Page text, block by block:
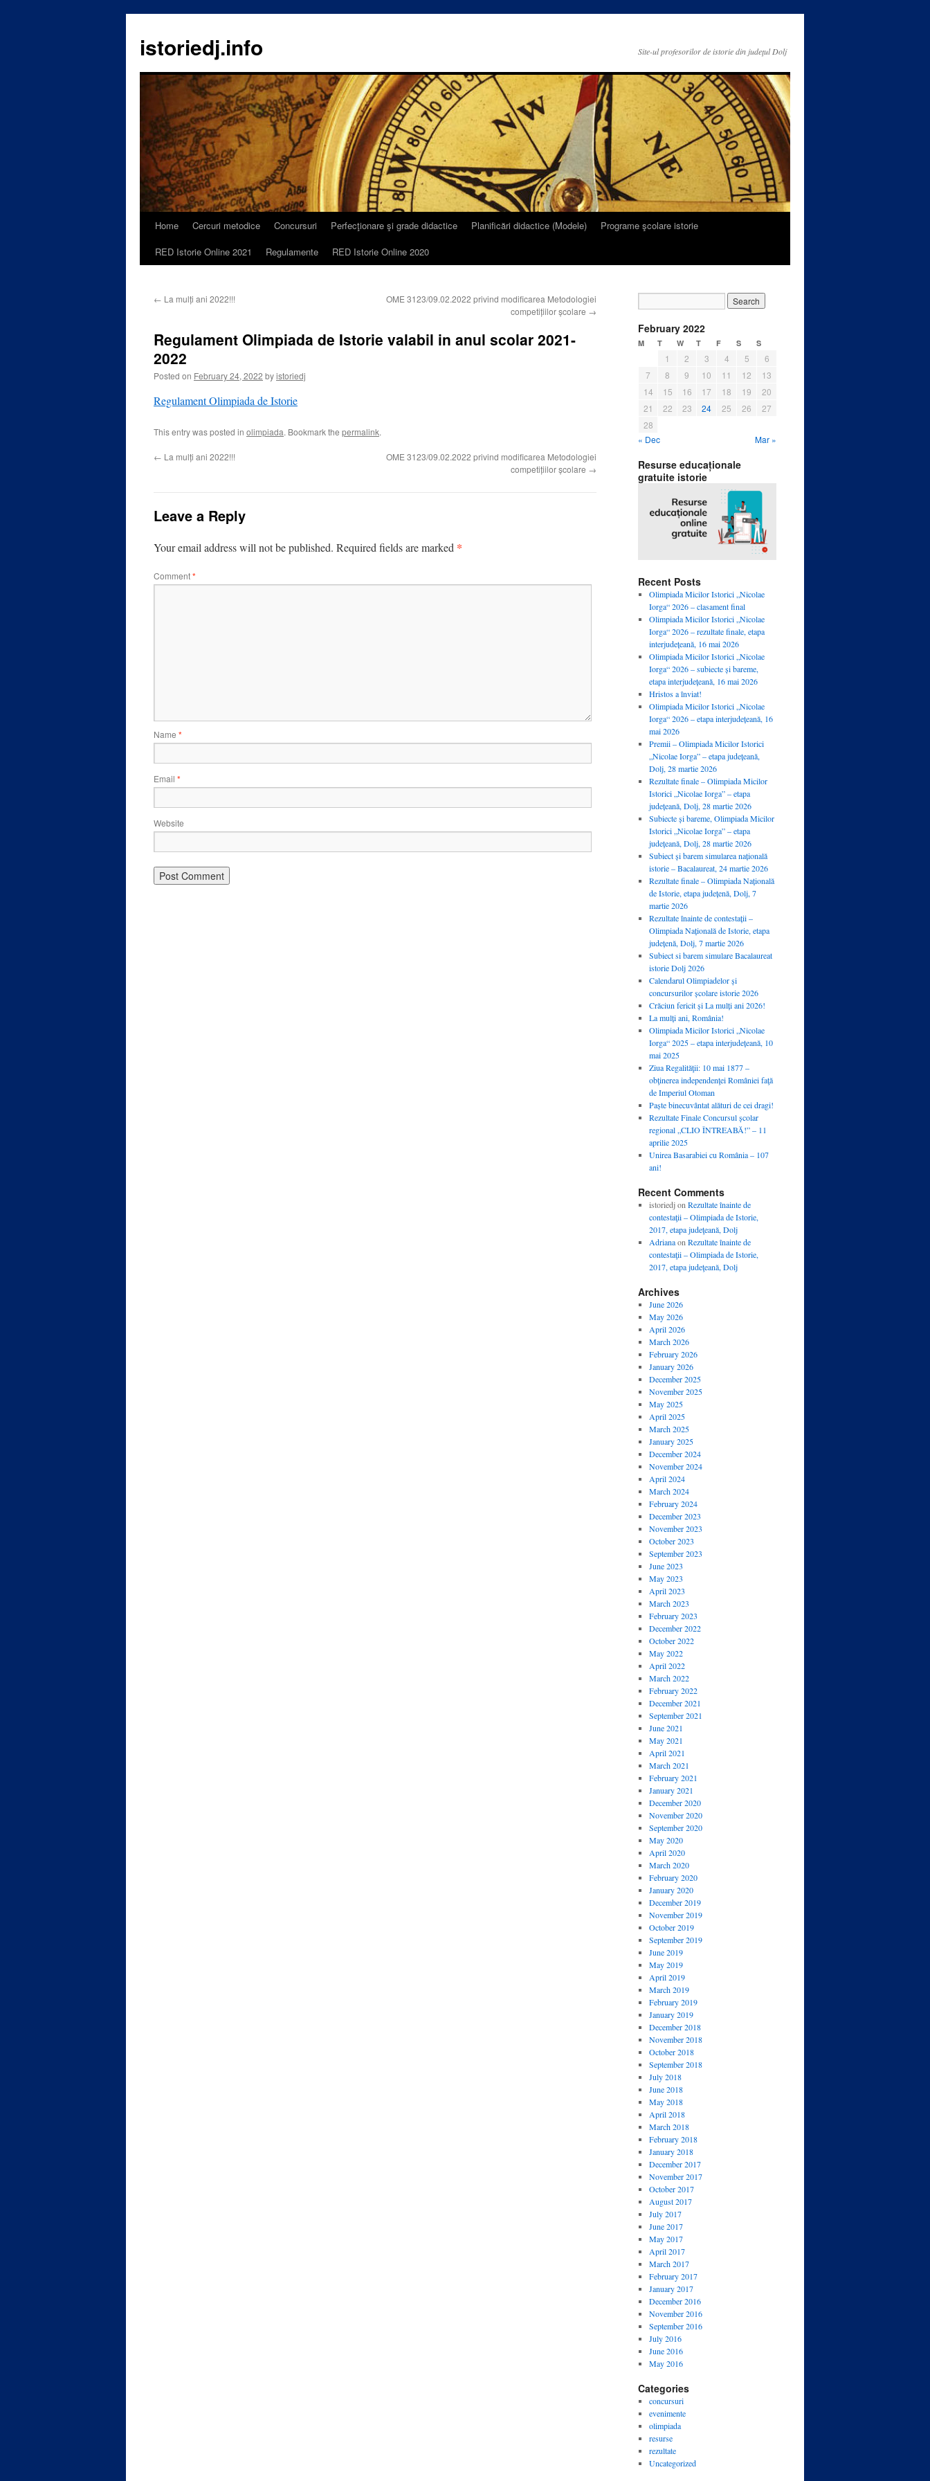
istoriedj.info Site-ul profesorilor de istorie din judeţul Dolj
SkipHome Cercuri metodice Concursuri Perfecţionare şi grade didactice Planificări didactice (Modele)
Programe şcolare istorie
RED Istorie Online 2021
Regulamente RED Istorie Online 2020
← La mulți ani 2022!!!
OME 3123/09.02.2022 privind modificarea Metodologiei
competițiilor școlare →
Regulament Olimpiada de Istorie valabil in anul scolar 2021-
2022
Posted on February 24, 2022 byistoriedj
Regulament Olimpiada de Istorie
This entry was posted in olimpiada. Bookmark the permalink.
← La mulți ani 2022!!!
OME 3123/09.02.2022 privind modificarea Metodologiei
competițiilor școlare →
Leave a Reply
Your email address will not be published. Required fields are marked *
Comment*
Name *
Email *
Website
February 2022
M T W T F S S
1 2 3 4 5
6
7
8 9 10 11 12
13
14
15 16 17 18 19
20
21
22 23 24 25 26
27
28
« Dec
Mar »
Resurse educaționale
gratuite istorie
Recent Posts
Olimpiada Micilor Istorici „Nicolae
Iorga“ 2026 – clasament final
Olimpiada Micilor Istorici „Nicolae
Iorga“ 2026 – rezultate finale, etapa
interjudețeană, 16 mai 2026
Olimpiada Micilor Istorici „Nicolae
Iorga“ 2026 – subiecte și bareme,
etapa interjudețeană, 16 mai 2026
Hristos a înviat!
Olimpiada Micilor Istorici „Nicolae
Iorga“ 2026 – etapa interjudețeană, 16
mai 2026
Premii – Olimpiada Micilor Istorici
„Nicolae Iorga” – etapa județeană,
Dolj, 28 martie 2026
Rezultate finale – Olimpiada Micilor
Istorici „Nicolae Iorga” – etapa
județeană, Dolj, 28 martie 2026
Subiecte și bareme, Olimpiada Micilor
Istorici „Nicolae Iorga” – etapa
județeană, Dolj, 28 martie 2026
Subiect și barem simularea națională
istorie – Bacalaureat, 24 martie 2026
Rezultate finale – Olimpiada Națională
de Istorie, etapa județenă, Dolj, 7
martie 2026
Rezultate înainte de contestații –
Olimpiada Națională de Istorie, etapa
județenă, Dolj, 7 martie 2026
Subiect si barem simulare Bacalaureat
istorie Dolj 2026
Calendarul Olimpiadelor și
concursurilor școlare istorie 2026
Crăciun fericit și La mulți ani 2026!
La mulți ani, România!
Olimpiada Micilor Istorici „Nicolae
Iorga“ 2025 – etapa interjudețeană, 10
mai 2025
Ziua Regalităţii: 10 mai 1877 –
obţinerea independenţei României faţă
de Imperiul Otoman
Paște binecuvântat alături de cei dragi!
Rezultate Finale Concursul școlar
regional „CLIO ÎNTREABĂ!” – 11
aprilie 2025
Unirea Basarabiei cu România – 107
ani!
Recent Comments
istoriedjon Rezultate înainte de
contestaţii – Olimpiada de Istorie,
2017, etapa judeţeană, Dolj
Adrianaon Rezultate înainte de
contestaţii – Olimpiada de Istorie,
2017, etapa judeţeană, Dolj
Archives
June 2026
May 2026
April 2026
March 2026
February 2026
January 2026
December 2025
November 2025
May 2025
April 2025
March 2025
January 2025
December 2024
November 2024
April 2024
March 2024
February 2024
December 2023
November 2023
October 2023
September 2023
June 2023
May 2023
April 2023
March 2023
February 2023
December 2022
October 2022
May 2022
April 2022
March 2022
February 2022
December 2021
September 2021
June 2021
May 2021
April 2021
March 2021
February 2021
January 2021
December 2020
November 2020
September 2020
May 2020
April 2020
March 2020
February 2020
January 2020
December 2019
November 2019
October 2019
September 2019
June 2019
May 2019
April 2019
March 2019
February 2019
January 2019
December 2018
November 2018
October 2018
September 2018
July 2018
June 2018
May 2018
April 2018
March 2018
February 2018
January 2018
December 2017
November 2017
October 2017
August 2017
July 2017
June 2017
May 2017
April 2017
March 2017
February 2017
January 2017
December 2016
November 2016
September 2016
July 2016
June 2016
May 2016
Categories
concursuri
evenimente
olimpiada
resurse
rezultate
Uncategorized